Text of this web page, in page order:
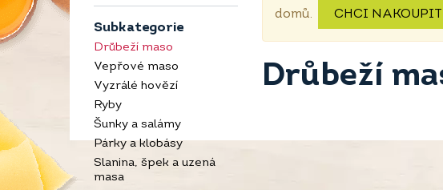
Subkategorie
Drůbeží maso
Vepřové maso
Vyzrálé hovězí
Ryby
Šunky a salámy
Párky a klobásy
Slanina, špek a uzená
masa
domů. CHCI NAKOUPIT
Drůbeží